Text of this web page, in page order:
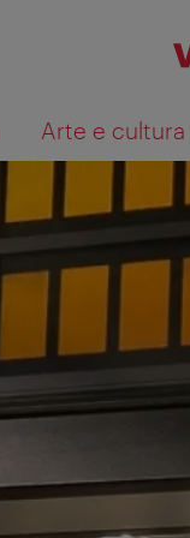
Arte e cultura